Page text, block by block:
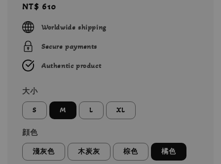
Regular
price
NT$ 610
Worldwide shipping
Secure payments
Authentic product
大小
S M L XL
顔色
淺灰色 木炭灰 棕色 橘色